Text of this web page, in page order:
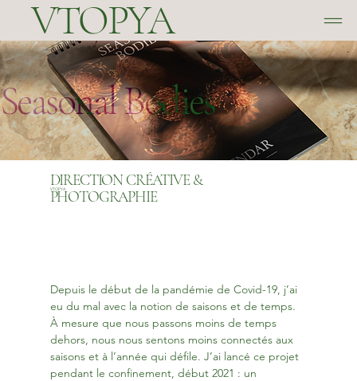
VTOPYA
DIRECTION CRÉATIVE &
PHOTOGRAPHIE
VTOPYA
Depuis le début de la pandémie de Covid-19, j’ai
eu du mal avec la notion de saisons et de temps.
À mesure que nous passons moins de temps
dehors, nous nous sentons moins connectés aux
saisons et à l’année qui défile. J’ai lancé ce projet
pendant le confinement, début 2021 : un
Seasonal Bodies